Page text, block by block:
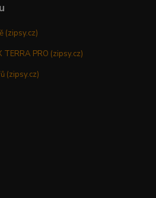
(zipsy.cz)
PRO (zipsy.cz)
(zipsy.cz)